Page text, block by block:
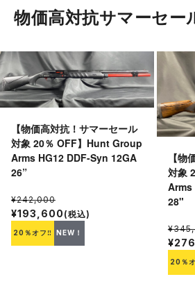
物価高対抗サマーセー
【物価高対抗！サマーセール
対象 20％ OFF】Hunt Group
Arms HG12 DDF-Syn 12GA
26”
¥242,000
¥193,600 (税込)
20％オフ‼ NEW！
【物
対象
Arms
28"
20％